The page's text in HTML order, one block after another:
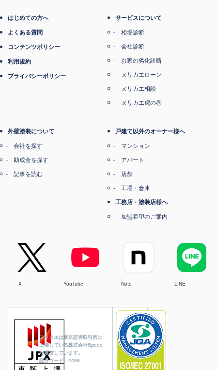
ヌリカエは東京証券取引所に
上場している株式会社Speee
が運営しています。
証券コード：4499
はじめての方へ
よくある質問
コンテンツポリシー
利用規約
プライバシーポリシー
サービスについて
相場診断
会社診断
お家の劣化診断
ヌリカエローン
ヌリカエ相談
ヌリカエ虎の巻
外壁塗装について
会社を探す
助成金を探す
記事を読む
戸建て以外のオーナー様へ
マンション
アパート
店舗
工場・倉庫
工務店・塗装店様へ
加盟希望のご案内
X YouTube Note LINE